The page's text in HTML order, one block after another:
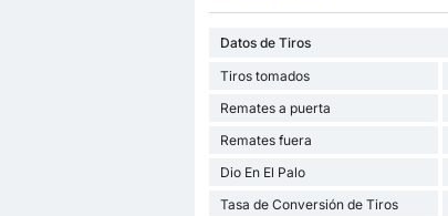
Datos de Tiros
Tiros tomados
Remates a puerta
Remates fuera
Dio En El Palo
Tasa de Conversión de Tiros